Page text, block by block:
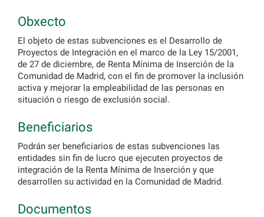
Obxecto
El objeto de estas subvenciones es el Desarrollo de
Proyectos de Integración en el marco de la Ley 15/2001,
de 27 de diciembre, de Renta Mínima de Inserción de la
Comunidad de Madrid, con el fin de promover la inclusión
activa y mejorar la empleabilidad de las personas en
situación o riesgo de exclusión social.
Beneficiarios
Podrán ser beneficiarios de estas subvenciones las
entidades sin fin de lucro que ejecuten proyectos de
integración de la Renta Mínima de Inserción y que
desarrollen su actividad en la Comunidad de Madrid.
Documentos